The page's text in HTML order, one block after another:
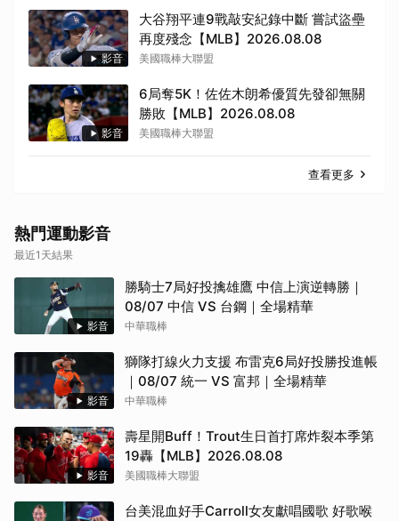
影音
大谷翔平連9戰敲安紀錄中斷 嘗試盜壘
再度殘念【MLB】2026.08.08
美國職棒大聯盟
影音
6局奪5K！佐佐木朗希優質先發卻無關
勝敗【MLB】2026.08.08
美國職棒大聯盟
查看更多
熱門運動影音
最近1天結果
影音
勝騎士7局好投擒雄鷹 中信上演逆轉勝｜
08/07 中信 VS 台鋼｜全場精華
中華職棒
影音
獅隊打線火力支援 布雷克6局好投勝投進帳
｜08/07 統一 VS 富邦｜全場精華
中華職棒
影音
壽星開Buff！Trout生日首打席炸裂本季第
19轟【MLB】2026.08.08
美國職棒大聯盟
台美混血好手Carroll女友獻唱國歌 好歌喉